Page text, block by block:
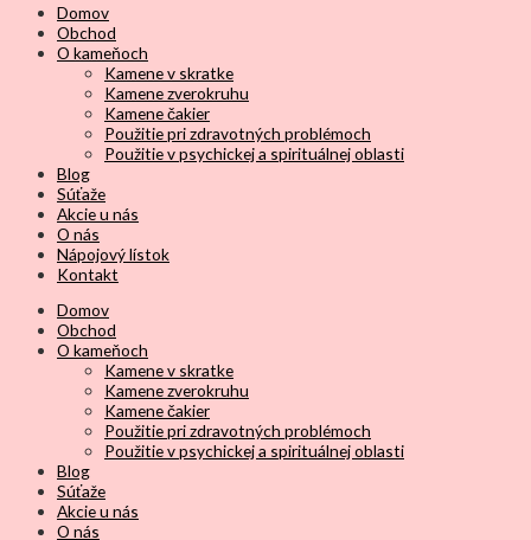
Domov
Obchod
O kameňoch
Kamene v skratke
Kamene zverokruhu
Kamene čakier
Použitie pri zdravotných problémoch
Použitie v psychickej a spirituálnej oblasti
Blog
Súťaže
Akcie u nás
O nás
Nápojový lístok
Kontakt
Domov
Obchod
O kameňoch
Kamene v skratke
Kamene zverokruhu
Kamene čakier
Použitie pri zdravotných problémoch
Použitie v psychickej a spirituálnej oblasti
Blog
Súťaže
Akcie u nás
O nás